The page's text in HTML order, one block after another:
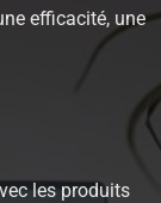
efficacité, une
les produits